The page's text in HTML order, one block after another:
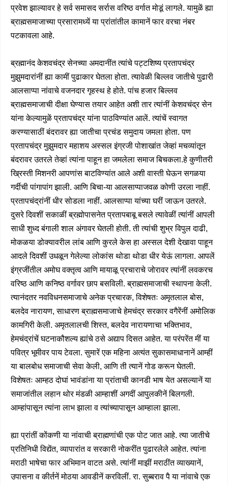
प्रवेश झाल्यावर हे सर्व समासद सर्रास वरिष्ठ वर्गात मोडूं लागले. यामुळें ह्या
ब्राह्मसमाजाच्या प्रसारामध्यें या प्रांतांतील कामानें फार वरचा नंबर
पटकावला आहे.
ब्रह्मानंद केशवचंद्र सेनच्या अमदानींत त्यांचे पट्टशिष्य प्रतापचंद्र
मुझुमदारांनीं ह्या कामीं पुढाकार घेतला होता. त्यावेळी बिल्लव जातीचे पुढारी
आलसाप्पा नांवाचे वजनदार गृहस्थ हे होते. पांच हजार बिल्लव
ब्राह्मसमाजाची दीक्षा घेण्यास तयार आहेत अशी तार त्यांनीं केशवचंद्र सेन
यांना केल्यामुळें प्रतापचंद्र यांना पाठविण्यांत आलें. त्यांचें स्वागत
करण्यासाठीं बंदरावर ह्या जातीचा प्रचंड समुदाय जमला होता. पण
प्रतापचंद्र मुझुमदार महाशय अस्सल इंग्रजी पोशाखांत जेव्हां मचव्यांतून
बंदरावर उतरले तेव्हां त्यांना पाहून हा जमलेला समाज बिचकला.हे कुणीतरी
ख्रिस्ती मिशनरी आपणांस बाटविण्यांत आले अशी वास्ती घेऊन सगळया
गर्दीची पांगापांग झाली. आणि बिचा-या आलसाप्पाजवळ कोणी उरला नाहीं.
प्रतापचंद्रांनीं धीर सोडला नाहीं. आलसाप्पा यांच्या घरीं जाऊन उतरले.
दुसरे दिवशीं सकाळीं ब्रह्मोपासनेत प्रतापबाबू बसले त्यावेळीं त्यांनीं आपली
साधी शुध्द बंगाली शाल अंगावर घेतली होती. ती त्यांची शुभ्र विपुल दाढी,
मोकळया डोक्यावरील लांब आणि कुरले केस हा अस्सल देशी देखावा पाहून
आदले दिवशीं उधळून गेलेल्या लोकांस थोडा थोडा धीर येऊं लागला. आपलें
इंग्रजींतील अमोघ वक्तृत्व आणि मायाळू प्रचाराचे जोरावर त्यांनीं लवकरच
वरिष्ठ आणि कनिष्ठ वर्गावर छाप बसविली. ब्राह्मसमाजाची स्थापना केली.
त्यानंदतर नवविधनसमाजाचे अनेक प्रचारक, विशेषतः अमृतलाल बोस,
बलदेव नारायण, साधारण ब्राह्मसमाजाचे हेमचंद्र सरकार वगैरेंनीं अमोलिक
कामगिरी केली. अमृतलालची शिस्त, बलदेव नारायणाचा भक्तिभाव,
हेमचंद्रांचें घटनाकौशल्य ह्यांचे ठसे अद्याप दिसत आहेत. या परंपरेंत मीं या
पवित्र भूमीवर पाय टेवला. सुमारें एक महिना अत्यंत सुकासमाधानानें आम्हीं
या बालबोध समाजाची सेवा केली, आणि ती त्यानें गोड करून घेतली.
विशेषतः आम्हठ दोघां भावंडांना या प्रांताची कानडी भाष येत असल्यानें या
समाजांतील लहान थोर मंडळी आम्हाशीं अगदीं आपुलकीनें बिलगली.
आम्हांपासून त्यांना लाभ झाला व त्यांच्यापासून आम्हाला झाला.
ह्या प्रांतीं कोंकणी या नांवाची ब्राह्मणांची एक पोट जात आहे. त्या जातीचे
प्रतिनिधी विद्येंत, व्यापारांत व सरकारी नोकरींत पुढारलेले आहेत. त्यांना
मराठी भाषेचा फार अभिमान वाटत असे. त्यांनीं माझीं मराठींत व्याख्यानें,
उपासना व कीर्तनें मोठया आवडीनें करविलीं. रा. सुब्बराव पै या नांवाचे एक